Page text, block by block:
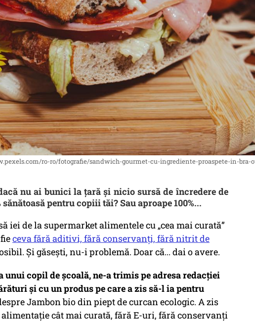
ro-ro/fotografie/sandwich-gourmet-cu-ingrediente-proaspete-in-bra-
nu ai bunici la țară și nicio sursă de încredere de
pentru copiii tăi? Sau aproape 100%...
iei de la supermarket alimentele cu „cea mai curată”
ceva fără aditivi, fără conservanți, fără nitrit de
Și găsești, nu-i problemă. Doar că... dai o avere.
unui copil de școală, ne-a trimis pe adresa redacției
și cu un produs pe care a zis să-l ia pentru
Jambon bio din piept de curcan ecologic. A zis
cât mai curată, fără E-uri, fără conservanți